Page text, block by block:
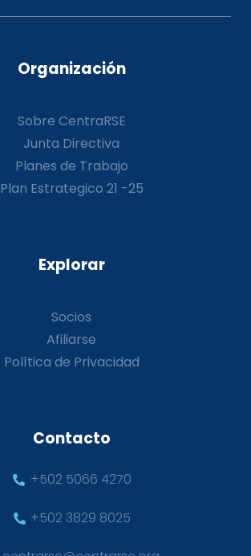
Organización
Sobre CentraRSE
Junta Directiva
Planes de Trabajo
Plan Estrategico 21 -25
Explorar
Socios
Afiliarse
Política de Privacidad
Contacto
+502 5066 4270
+502 3829 8025